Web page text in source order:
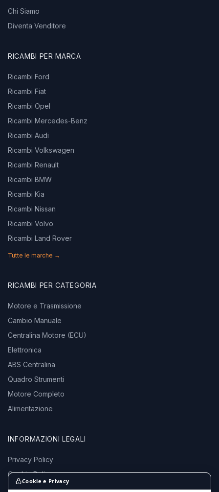
Chi Siamo
Diventa Venditore
RICAMBI PER MARCA
Ricambi Ford
Ricambi Fiat
Ricambi Opel
Ricambi Mercedes-Benz
Ricambi Audi
Ricambi Volkswagen
Ricambi Renault
Ricambi BMW
Ricambi Kia
Ricambi Nissan
Ricambi Volvo
Ricambi Land Rover
Tutte le marche →
RICAMBI PER CATEGORIA
Motore e Trasmissione
Cambio Manuale
Centralina Motore (ECU)
Elettronica
ABS Centralina
Quadro Strumenti
Motore Completo
Alimentazione
INFORMAZIONI LEGALI
Privacy Policy
Cookie Policy
Termini e Condizioni
Cookie e Privacy